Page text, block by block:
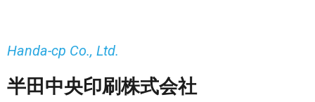
半田中央印刷株式会社
Handa-cp Co., Ltd.